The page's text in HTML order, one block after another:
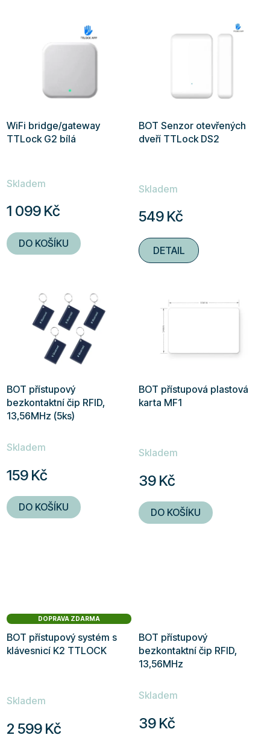
WiFi bridge/gateway
TTLock G2 bílá
hodnocení
je
4,9
z
Skladem
1 099 Kč
DO KOŠÍKU
BOT Senzor otevřených
dveří TTLock DS2
Skladem
549 Kč
DETAIL
BOT přístupový
bezkontaktní čip RFID,
13,56MHz (5ks)
hodnocení
produktu
je
5,0
z
Skladem
159 Kč
DO KOŠÍKU
BOT přístupová plastová
karta MF1
Skladem
39 Kč
DO KOŠÍKU
DOPRAVA ZDARMA
BOT přístupový systém s
klávesnicí K2 TTLOCK
Skladem
2 599 Kč
BOT přístupový
bezkontaktní čip RFID,
13,56MHz
hodnocení
produktu
je
Skladem
39 Kč